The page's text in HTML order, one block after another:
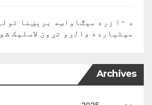
میلیارده ډالرو تړون لاسلیک شو
Archives